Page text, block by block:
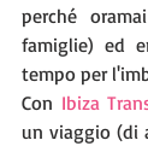
perché
famiglie) ed
tempo per
Con Ibiza
un viaggio (di